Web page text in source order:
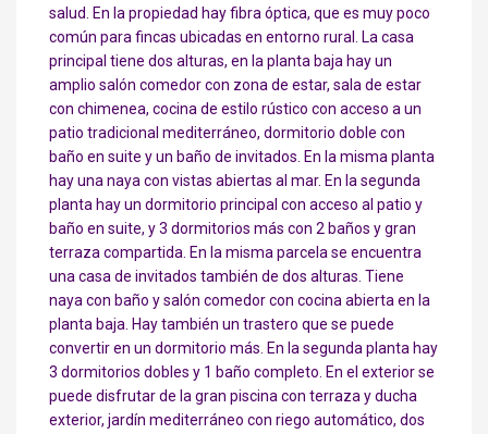
salud. En la propiedad hay fibra óptica, que es muy poco
común para fincas ubicadas en entorno rural. La casa
principal tiene dos alturas, en la planta baja hay un
amplio salón comedor con zona de estar, sala de estar
con chimenea, cocina de estilo rústico con acceso a un
patio tradicional mediterráneo, dormitorio doble con
baño en suite y un baño de invitados. En la misma planta
hay una naya con vistas abiertas al mar. En la segunda
planta hay un dormitorio principal con acceso al patio y
baño en suite, y 3 dormitorios más con 2 baños y gran
terraza compartida. En la misma parcela se encuentra
una casa de invitados también de dos alturas. Tiene
naya con baño y salón comedor con cocina abierta en la
planta baja. Hay también un trastero que se puede
convertir en un dormitorio más. En la segunda planta hay
3 dormitorios dobles y 1 baño completo. En el exterior se
puede disfrutar de la gran piscina con terraza y ducha
exterior, jardín mediterráneo con riego automático, dos